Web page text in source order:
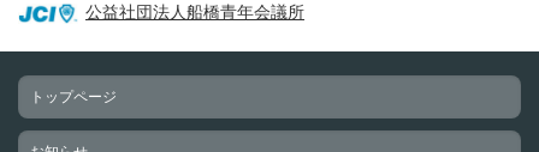
公益社団法人船橋青年会議所
トップページ